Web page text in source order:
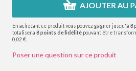
AJOUTER AU
En achetant ce produit vous pouvez gagner jusqu'à 8
totalisera 8points de fidélité pouvant être
0,02 €
Poser une question sur ce produit